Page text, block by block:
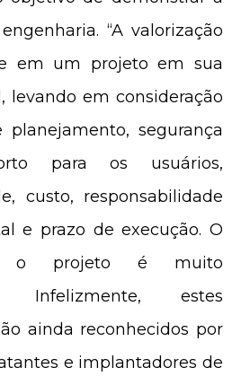
“A valorização
em um projeto em sua
levando em consideração
planejamento, segurança
para os usuários,
custo, responsabilidade
e prazo de execução. O
o projeto é muito
Infelizmente, estes
ainda reconhecidos por
e implantadores de